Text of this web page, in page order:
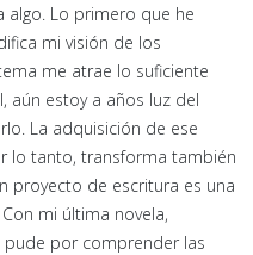
algo. Lo primero que he
mi visión de los
me atrae lo suficiente
aún estoy a años luz del
La adquisición de ese
lo tanto, transforma también
proyecto de escritura es una
mi última novela,
pude por comprender las